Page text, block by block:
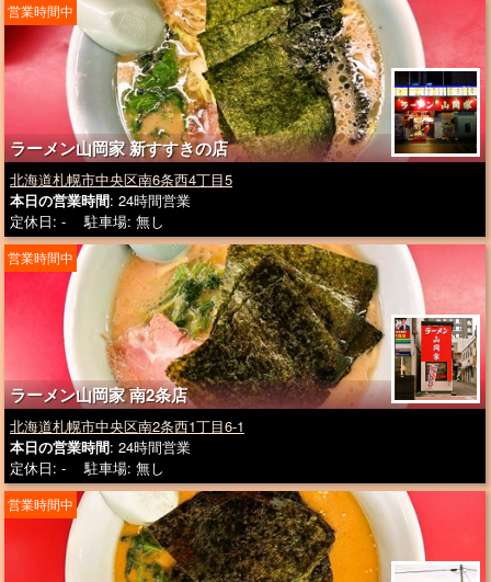
ラーメン山岡家 新すすきの店
営業時間中
北海道札幌市中央区南6条西4丁目5
本日の営業時間: 24時間営業
定休日: - 駐車場: 無し
ラーメン山岡家 南2条店
営業時間中
北海道札幌市中央区南2条西1丁目6-1
本日の営業時間: 24時間営業
定休日: - 駐車場: 無し
営業時間中